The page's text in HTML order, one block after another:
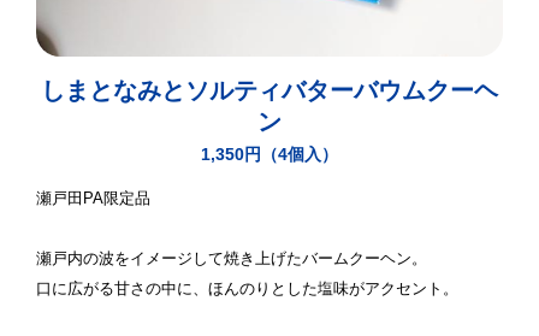
しまとなみとソルティバターバウムクーヘ
ン
1,350円（4個入）
瀬戸田PA限定品
瀬戸内の波をイメージして焼き上げたバームクーヘン。
口に広がる甘さの中に、ほんのりとした塩味がアクセント。